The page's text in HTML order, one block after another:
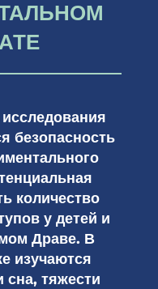
безопасность
количество
у детей и
Драве. В
изучаются
сна, тяжести